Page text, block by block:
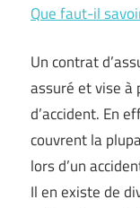
Que faut-il
Un contrat
assuré et vise à
d’accident. En
couvrent la
lors d’un
Il en existe de